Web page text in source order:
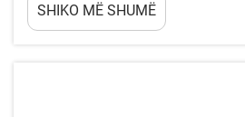
thelbësor për bizneset që kërkojnë
SHIKO MË SHUMË